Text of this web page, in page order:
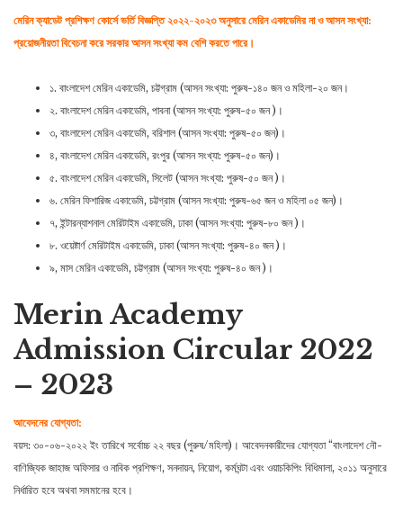
মেরিন ক্যাডেট প্রশিক্ষণ কোর্সে ভর্তি বিজ্ঞপ্তি ২০২২-২০২৩ অনুসারে মেরিন একাডেমির না ও আসন সংখ্যা:
প্রয়ােজনীয়তা বিবেচনা করে সরকার আসন সংখ্যা কম বেশি করতে পারে।
১. বাংলাদেশ মেরিন একাডেমি, চট্টগ্রাম (আসন সংখ্যা: পুরুষ-১৪০ জন ও মহিলা-২০ জন।
২. বাংলাদেশ মেরিন একাডেমি, পাবনা (আসন সংখ্যা: পুরুষ-৫০ জন )।
৩, বাংলাদেশ মেরিন একাডেমি, বরিশাল (আসন সংখ্যা: পুরুষ-৫০ জন)।
৪, বাংলাদেশ মেরিন একাডেমি, রংপুর (আসন সংখ্যা: পুরুষ-৫০ জন)।
৫. বাংলাদেশ মেরিন একাডেমি, সিলেট (আসন সংখ্যা: পুরুষ-৫০ জন )।
৬. মেরিন ফিশারিজ একাডেমি, চট্টগ্রাম (আসন সংখ্যা: পুরুষ-৬৫ জন ও মহিলা ০৫ জন)।
৭, ইন্টারন্যাশনাল মেরিটাইম একাডেমি, ঢাকা (আসন সংখ্যা: পুরুষ-৮০ জন )।
৮. ওয়েষ্টার্ণ মেরিটাইম একাডেমি, ঢাকা (আসন সংখ্যা: পুরুষ-৪০ জন )।
৯, মাস মেরিন একাডেমি, চট্টগ্রাম (আসন সংখ্যা: পুরুষ-৪০ জন )।
Merin Academy
Admission Circular 2022
– 2023
আবেদনের যােগ্যতা:
বয়স: ৩০-০৬-২০২২ ইং তারিখে সর্বোচ্চ ২২ বছর (পুরুষ/মহিলা)। আবেদনকারীদের যােগ্যতা “বাংলাদেশ নৌ-
বাণিজ্যিক জাহাজ অফিসার ও নাবিক প্রশিক্ষণ, সনদায়ন, নিয়ােগ, কর্মঘন্টা এবং ওয়াচকিপিং বিধিমালা, ২০১১ অনুসারে
নির্ধারিত হবে অথবা সমমানের হবে।